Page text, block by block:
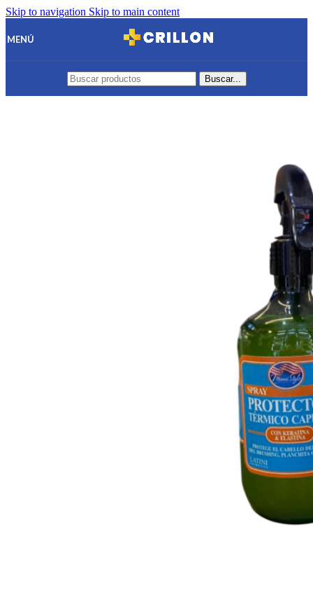
Skip to navigation Skip to main content
MENÚ
Buscar...